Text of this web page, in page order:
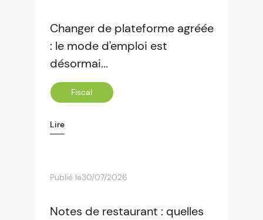
Changer de plateforme agréée
: le mode d'emploi est
désormai...
Fiscal
Lire
Publié le30/07/2026
Notes de restaurant : quelles